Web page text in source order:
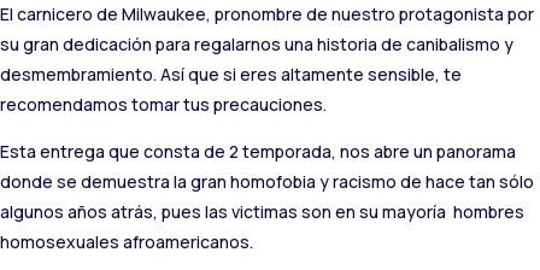
El carnicero de Milwaukee, pronombre de nuestro protagonista por
su gran dedicación para regalarnos una historia de canibalismo y
desmembramiento. Así que si eres altamente sensible, te
recomendamos tomar tus precauciones.
Esta entrega que consta de 2 temporada, nos abre un panorama
donde se demuestra la gran homofobia y racismo de hace tan sólo
algunos años atrás, pues las victimas son en su mayoría hombres
homosexuales afroamericanos.